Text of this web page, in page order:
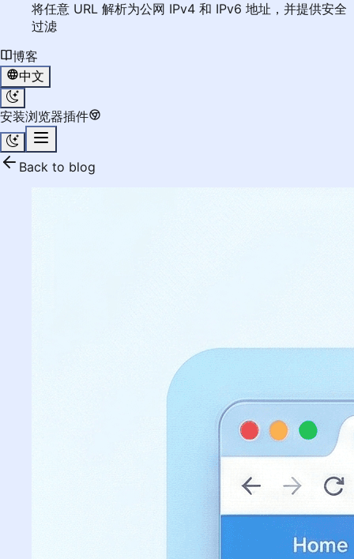
将任意 URL 解析为公网 IPv4 和 IPv6 地址，并提供安全
过滤
博客
中文
安装浏览器插件
Back to blog